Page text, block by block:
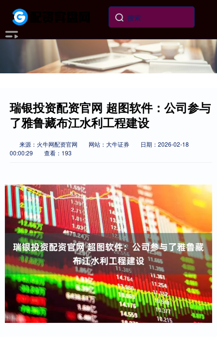
瑞银投资配资官网 超图软件：公司参与
了雅鲁藏布江水利工程建设
来源：火牛网配资官网 网站：大牛证券
日期：2026-02-18
00:00:29
查看：193